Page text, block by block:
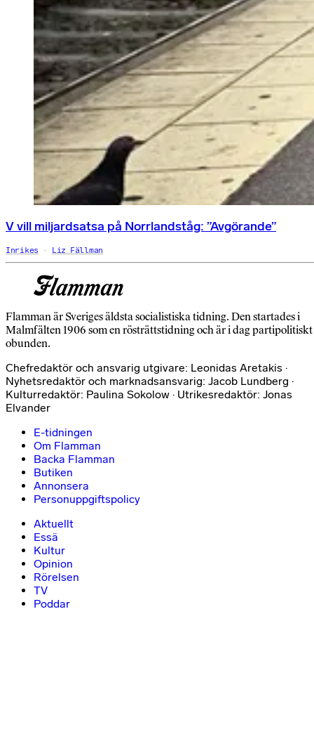
V vill miljardsatsa på Norrlandståg: ”Avgörande”
Inrikes Liz Fällman
Flamman är Sveriges äldsta socialistiska tidning. Den startades i
Malmfälten 1906 som en rösträttstidning och är i dag partipolitiskt
obunden.
Chefredaktör och ansvarig utgivare: Leonidas Aretakis ·
Nyhetsredaktör och marknadsansvarig: Jacob Lundberg ·
Kulturredaktör: Paulina Sokolow · Utrikesredaktör: Jonas
Elvander
E-tidningen
Om Flamman
Backa Flamman
Butiken
Annonsera
Personuppgiftspolicy
Aktuellt
Essä
Kultur
Opinion
Rörelsen
TV
Poddar